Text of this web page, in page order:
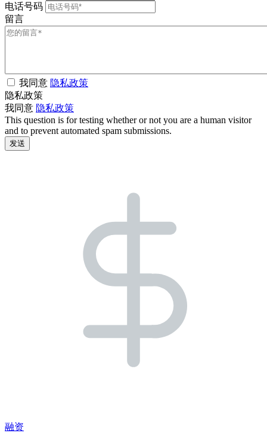
电话号码
留言
我同意 隐私政策
隐私政策
我同意 隐私政策
This question is for testing whether or not you are a human visitor
and to prevent automated spam submissions.
融资